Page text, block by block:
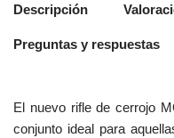
Descripción
Preguntas y respuestas
El nuevo rifle de cerrojo
conjunto ideal para